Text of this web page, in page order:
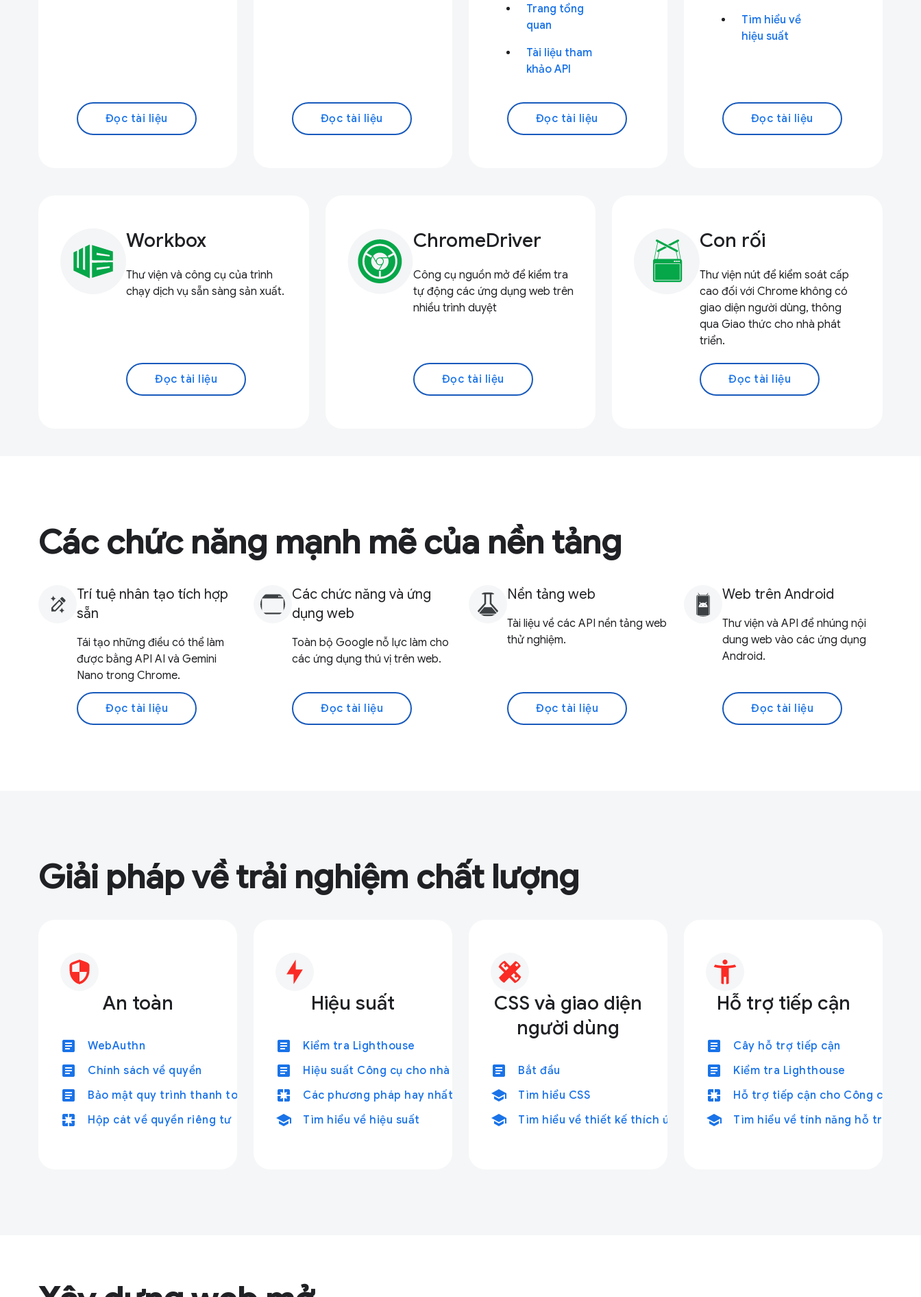
Đọc tài liệu Đọc tài liệu
Trang tổng
quan
Tài liệu tham
khảo API
Đọc tài liệu
Tìm hiểu về
hiệu suất
Đọc tài liệu
Workbox
Thư viện và công cụ của trình
chạy dịch vụ sẵn sàng sản xuất.
Đọc tài liệu
ChromeDriver
Công cụ nguồn mở để kiểm tra
tự động các ứng dụng web trên
nhiều trình duyệt
Đọc tài liệu
Con rối
Thư viện nút để kiểm soát cấp
cao đối với Chrome không có
giao diện người dùng, thông
qua Giao thức cho nhà phát
triển.
Đọc tài liệu
Các chức năng mạnh mẽ của nền tảng
Trí tuệ nhân tạo tích hợp
sẵn
Tái tạo những điều có thể làm
được bằng API AI và Gemini
Nano trong Chrome.
Đọc tài liệu
Các chức năng và ứng
dụng web
Toàn bộ Google nỗ lực làm cho
các ứng dụng thú vị trên web.
Đọc tài liệu
Nền tảng web
Tài liệu về các API nền tảng web
thử nghiệm.
Đọc tài liệu
Web trên Android
Thư viện và API để nhúng nội
dung web vào các ứng dụng
Android.
Đọc tài liệu
Giải pháp về trải nghiệm chất lượng
An toàn
article WebAuthn
article Chính sách về quyền
article Bảo mật quy trình thanh toán
pages Hộp cát về quyền riêng tư
Hiệu suất
article Kiểm tra Lighthouse
article Hiệu suất Công cụ cho nhà phát triển
pages Các phương pháp hay nhất
school Tìm hiểu về hiệu suất
CSS và giao diện
người dùng
article Bắt đầu
school Tìm hiểu CSS
school Tìm hiểu về thiết kế thích ứng
Hỗ trợ tiếp cận
article Cây hỗ trợ tiếp cận
article Kiểm tra Lighthouse
pages Hỗ trợ tiếp cận cho Công cụ cho
school Tìm hiểu về tính năng hỗ trợ tiếp